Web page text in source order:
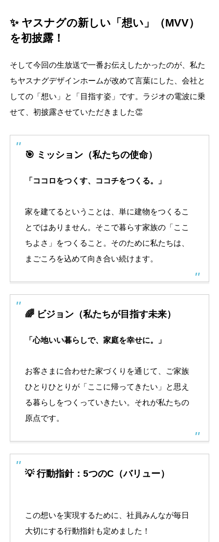
✨ ヤスナグの新しい「想い」（MVV）
を初披露！
そして今回の生放送で一番お伝えしたかったのが、私た
ちヤスナグデザインホームが改めて言葉にした、会社と
しての「想い」と「目指す姿」です。ラジオの電波に乗
せて、初披露させていただきました👏
🎯 ミッション（私たちの使命）
「ココロをつくす、ココチをつくる。」
家を建てるということは、単に建物をつくるこ
とではありません。そこで暮らす家族の「ここ
ちよさ」をつくること。そのために私たちは、
まごころを込めて向き合い続けます。
🌈 ビジョン（私たちが目指す未来）
「心地いい暮らしで、家庭を幸せに。」
お客さまに合わせた家づくりを通じて、ご家族
ひとりひとりが「ここに帰ってきたい」と思え
る暮らしをつくっていきたい。それが私たちの
原点です。
💡 行動指針：5つのC（バリュー）
この想いを実現するために、社員みんなが毎日
大切にする行動指針も定めました！